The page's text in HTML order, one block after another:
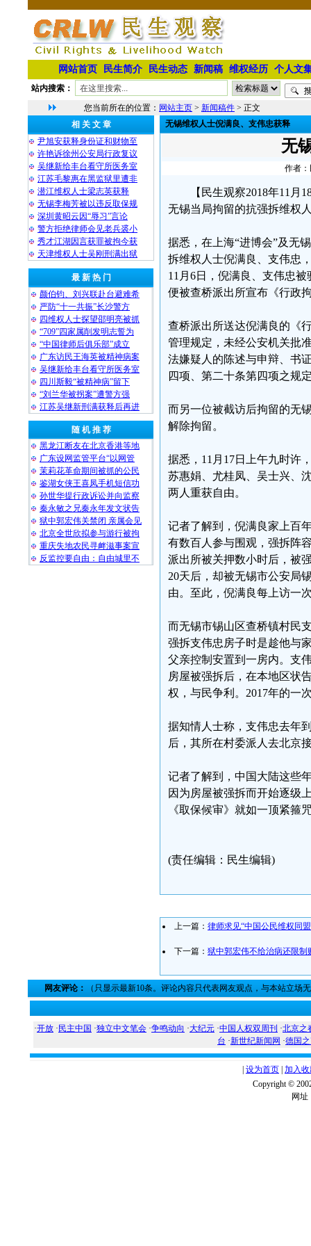
网站首页 民生简介 民生动态 新闻稿 维权经历 个人文
站内搜索：
您当前所在的位置： 网站主页 > 新闻稿件 > 正文
相 关 文 章
尹旭安获释身份证和财物至
许艳诉徐州公安局行政复议
吴继新给丰台看守所医务室
江苏毛黎惠在黑监狱里遭非
潜江维权人士梁志英获释
无锡李梅芳被以违反取保规
深圳黄昭云因“辱习”言论
警方拒绝律师会见老兵裘小
秀才江湖因言获罪被拘今获
天津维权人士吴刚刑满出狱
最 新 热 门
颜伯钧、刘兴联赴台避难希
严防“十一共振”长沙警方
四维权人士探望邵明亮被抓
“709”四家属削发明志誓为
“中国律师后俱乐部”成立
广东访民王海英被精神病案
吴继新给丰台看守所医务室
四川斯毅“被精神病”留下
“刘兰华被拐案”遭警方强
江苏吴继新刑满获释后再进
随 机 推 荐
黑龙江断友在北京香港等地
广东设网监管平台“以网管
茉莉花革命期间被抓的公民
鉴湖女侠王喜凤手机短信功
孙世华提行政诉讼并向监察
秦永敏之兄秦永年发文状告
狱中郭宏伟关禁闭 亲属会见
北京全世欣拟参与游行被拘
重庆失地农民寻衅滋事案宣
反监控要自由：自由城里不
无锡维权人士倪满良、支伟忠获释
无
作者：
【民生观察2018年11月
无锡当局拘留的抗强拆维权
据悉，在上海“进博会”及无
拆维权人士倪满良、支伟忠
11月6日，倪满良、支伟忠
便被查桥派出所宣布《行政
查桥派出所送达倪满良的《
管理规定，未经公安机关批
法嫌疑人的陈述与申辩、书
四项、第二十条第四项之规
而另一位被截访后拘留的无
解除拘留。
据悉，11月17日上午九时许
苏惠娟、尤桂凤、吴士兴、
两人重获自由。
记者了解到，倪满良家上百
有数百人参与围观，强拆阵
派出所被关押数小时后，被
20天后，却被无锡市公安局
由。至此，倪满良每上访一
而无锡市锡山区查桥镇村民
强拆支伟忠房子时是趁他与
父亲控制安置到一房内。支
房屋被强拆后，在本地区状
权，与民争利。2017年的一
据知情人士称，支伟忠去年
后，其所在村委派人去北京
记者了解到，中国大陆这些
因为房屋被强拆而开始逐级
《取保候审》就如一顶紧箍
(责任编辑：民生编辑)
上一篇： 律师求见“中国公民维权同
下一篇： 狱中郭宏伟不给治病还限制
网友评论： （只显示最新10条。评论内容只代表网友观点，与本站立场
·开放 · 民主中国 ·独立中文笔会 ·争鸣动向 ·大纪元 ·中国人权双周刊 ·北京之
台 ·新世纪新闻网 ·德国
设为首页 加入
Copyright ©
网址